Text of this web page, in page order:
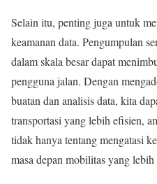
Selain itu, penting juga untuk
keamanan data. Pengumpulan
dalam skala besar dapat
pengguna jalan. Dengan
buatan dan analisis data, kita
transportasi yang lebih efisien,
tidak hanya tentang mengatasi
masa depan mobilitas yang